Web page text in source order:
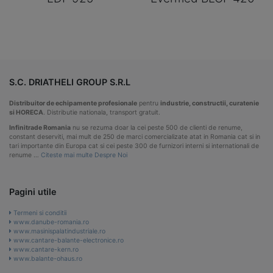
S.C. DRIATHELI GROUP S.R.L
Distribuitor de echipamente profesionale pentru industrie, constructii, curatenie
si HORECA. Distributie nationala, transport gratuit.
Infinitrade Romania nu se rezuma doar la cei peste 500 de clienti de renume,
constant deserviti, mai mult de 250 de marci comercializate atat in Romania cat si in
tari importante din Europa cat si cei peste 300 de furnizori interni si internationali de
renume … Citeste mai multe Despre Noi
Pagini utile
Termeni si conditii
www.danube-romania.ro
www.masinispalatindustriale.ro
www.cantare-balante-electronice.ro
www.cantare-kern.ro
www.balante-ohaus.ro